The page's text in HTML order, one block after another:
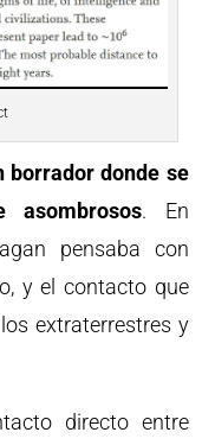
borrador donde se
asombrosos. En
pensaba con
y el contacto que
extraterrestres y
directo entre